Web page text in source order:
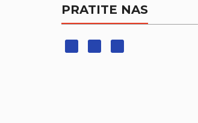
PRATITE NAS